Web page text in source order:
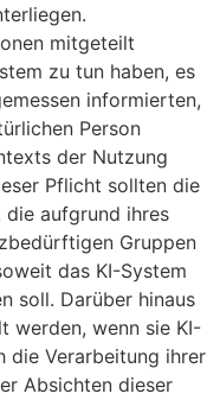
mitgeteilt
zu tun haben, es
informierten,
Person
der Nutzung
Pflicht sollten die
die aufgrund ihres
Gruppen
das KI-System
soll. Darüber hinaus
werden, wenn sie KI-
die Verarbeitung ihrer
Absichten dieser